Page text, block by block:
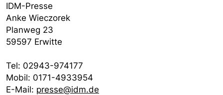
IDM-Presse
Anke Wieczorek
Planweg 23
59597 Erwitte
Tel: 02943-974177
Mobil: 0171-4933954
E-Mail: presse@idm.de